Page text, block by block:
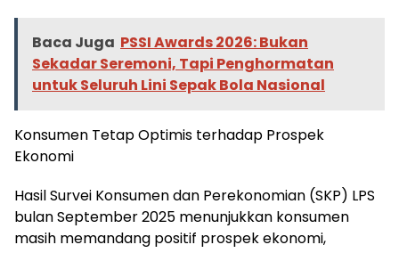
Baca Juga PSSI Awards 2026: Bukan
Sekadar Seremoni, Tapi Penghormatan
untuk Seluruh Lini Sepak Bola Nasional
Konsumen Tetap Optimis terhadap Prospek
Ekonomi
Hasil Survei Konsumen dan Perekonomian (SKP) LPS
bulan September 2025 menunjukkan konsumen
masih memandang positif prospek ekonomi,